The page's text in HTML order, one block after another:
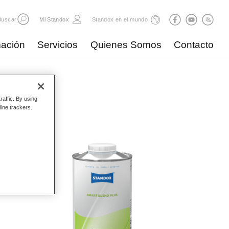
Mi Standox Standox en el mundo
Servicios Quienes Somos Contacto
By using
trackers.